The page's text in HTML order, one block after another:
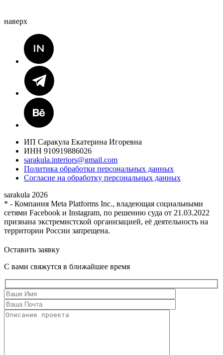
наверх
ИП Саракула Екатерина Игоревна
ИНН 910919886026
sarakula.interiors@gmail.com
Политика обработки персональных данных
Согласие на обработку персональных данных
sarakula 2026
* - Компания Meta Platforms Inc., владеющая социальными
сетями Facebook и Instagram, по решению суда от 21.03.2022
признана экстремистской организацией, её деятельность на
территории России запрещена.
Оставить заявку
С вами свяжутся в ближайшее время